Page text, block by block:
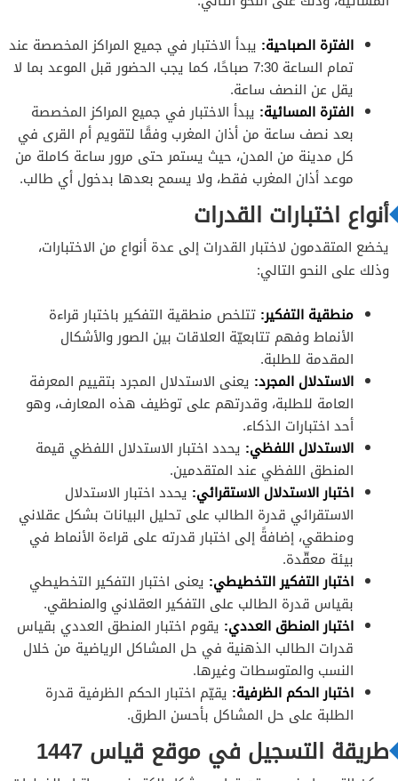
الفترة الصباحية: يبدأ الاختبار في جميع المراكز المخصصة عند
تمام الساعة 7:30 صباحًا، كما يجب الحضور قبل الموعد بما لا
يقل عن النصف ساعة.
الفترة المسائية: يبدأ الاختبار في جميع المراكز المخصصة
بعد نصف ساعة من أذان المغرب وفقًا لتقويم أم القرى في
كل مدينة من المدن، حيث يستمر حتى مرور ساعة كاملة من
موعد أذان المغرب فقط، ولا يسمح بعدها بدخول أي طالب.
أنواع اختبارات القدرات
يخضع المتقدمون لاختبار القدرات إلى عدة أنواع من الاختبارات،
وذلك على النحو التالي:
منطقية التفكير: تتلخص منطقية التفكير باختبار قراءة
الأنماط وفهم تتابعيّة العلاقات بين الصور والأشكال
المقدمة للطلبة.
الاستدلال المجرد: يعنى الاستدلال المجرد بتقييم المعرفة
العامة للطلبة، وقدرتهم على توظيف هذه المعارف، وهو
أحد اختبارات الذكاء.
الاستدلال اللفظي: يحدد اختبار الاستدلال اللفظي قيمة
المنطق اللفظي عند المتقدمين.
اختبار الاستدلال الاستقرائي: يحدد اختبار الاستدلال
الاستقرائي قدرة الطالب على تحليل البيانات بشكل عقلاني
ومنطقي، إضافةً إلى اختبار قدرته على قراءة الأنماط في
بيئة معقّدة.
اختبار التفكير التخطيطي: يعنى اختبار التفكير التخطيطي
بقياس قدرة الطالب على التفكير العقلاني والمنطقي.
اختبار المنطق العددي: يقوم اختبار المنطق العددي بقياس
قدرات الطالب الذهنية في حل المشاكل الرياضية من خلال
النسب والمتوسطات وغيرها.
اختبار الحكم الظرفية: يقيّم اختبار الحكم الظرفية قدرة
الطلبة على حل المشاكل بأحسن الطرق.
طريقة التسجيل في موقع قياس 1447